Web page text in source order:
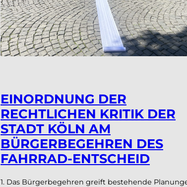
EINORDNUNG DER
RECHTLICHEN KRITIK DER
STADT KÖLN AM
BÜRGERBEGEHREN DES
FAHRRAD-ENTSCHEID
1. Das Bürgerbegehren greift bestehende